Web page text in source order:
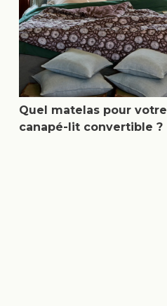
Quel matelas pour votre
canapé-lit convertible ?